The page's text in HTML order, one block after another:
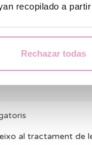
recopilado a
Rechazar todas
al tractament de